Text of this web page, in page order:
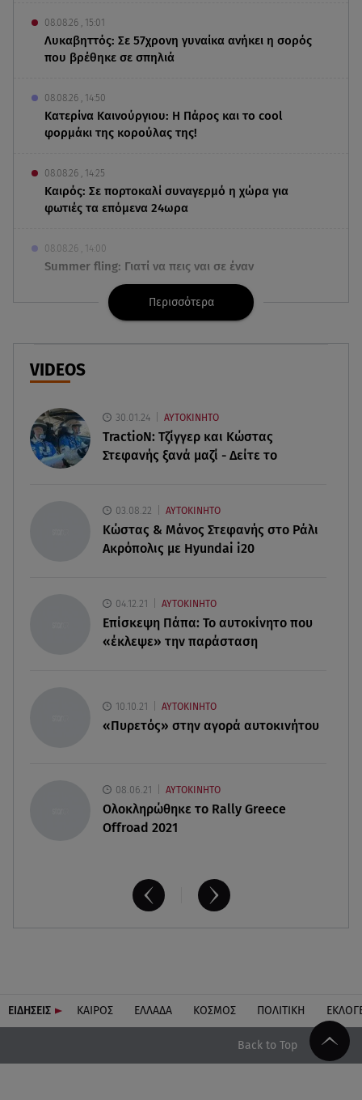
08.08.26 , 15:01
Λυκαβηττός: Σε 57χρονη γυναίκα ανήκει η σορός
που βρέθηκε σε σπηλιά
08.08.26 , 14:50
Κατερίνα Καινούργιου: Η Πάρος και το cool
φορμάκι της κορούλας της!
08.08.26 , 14:25
Καιρός: Σε πορτοκαλί συναγερμό η χώρα για
φωτιές τα επόμενα 24ωρα
08.08.26 , 14:00
Summer fling: Γιατί να πεις ναι σε έναν
καλοκαιρινό έρωτα
Αθηνά Οικονομάκου: Οι... hot αναρτήσεις της με
Πάνω από 56.000 επιβάτες αναχώρησαν σήμερα
από τα λιμάνια της Αττικής
σπηλιά - Φωτογραφίες από το σημείο
Σέρρες: Απόσπαση προσοχής ή απειρία πίσω από
08.08.26 , 13:06
MG Motor Greece: «Απογειώνεται» στο Athens
Flying Week 2026
Περισσότερα
VIDEOS
30.01.24 ΑΥΤΟΚΙΝΗΤΟ
TractioN: Τζίγγερ και Κώστας
Στεφανής ξανά μαζί - Δείτε το
03.08.22 ΑΥΤΟΚΙΝΗΤΟ
Κώστας & Μάνος Στεφανής στο Ράλι
Ακρόπολις με Hyundai i20
04.12.21 ΑΥΤΟΚΙΝΗΤΟ
Επίσκεψη Πάπα: Το αυτοκίνητο που
«έκλεψε» την παράσταση
10.10.21 ΑΥΤΟΚΙΝΗΤΟ
«Πυρετός» στην αγορά αυτοκινήτου
08.06.21 ΑΥΤΟΚΙΝΗΤΟ
Ολοκληρώθηκε το Rally Greece
Offroad 2021
ΕΙΔΗΣΕΙΣ ΚΑΙΡΟΣ ΕΛΛΑΔΑ ΚΟΣΜΟΣ ΠΟΛΙΤΙΚΗ
Back to Top